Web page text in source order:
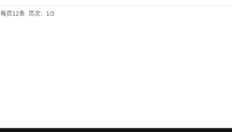
每页12条 页次：1/3